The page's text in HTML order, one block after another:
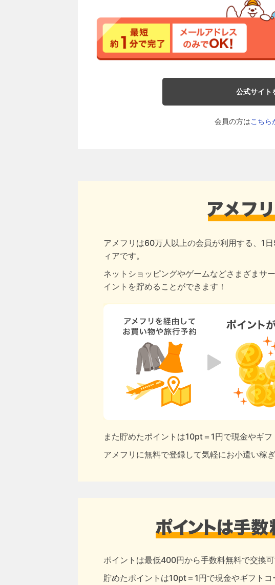
公式サイト
会員の方はこちら
アメフリは60万人以上の会員が利用する、1
ィアです。
ネットショッピングやゲームなどさまざまサ
イントを貯めることができます！
また貯めたポイントは10pt＝1円で現金やギ
アメフリに無料で登録して気軽にお小遣い稼
ポイントは最低400円から手数料無料で交換可
貯めたポイントは10pt＝1円で現金やギフト